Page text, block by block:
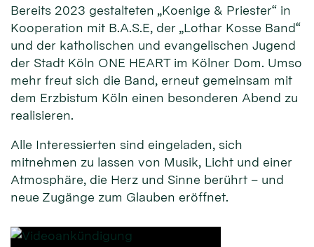
Bereits 2023 gestalteten „Koenige & Priester“ in
Kooperation mit B.A.S.E, der „Lothar Kosse Band“
und der katholischen und evangelischen Jugend
der Stadt Köln ONE HEART im Kölner Dom. Umso
mehr freut sich die Band, erneut gemeinsam mit
dem Erzbistum Köln einen besonderen Abend zu
realisieren.
Alle Interessierten sind eingeladen, sich
mitnehmen zu lassen von Musik, Licht und einer
Atmosphäre, die Herz und Sinne berührt – und
neue Zugänge zum Glauben eröffnet.